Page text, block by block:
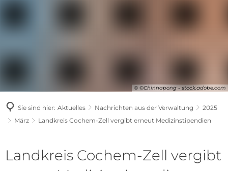
© ©Chinnapong - stock.adobe.com
Sie sind hier: Aktuelles Nachrichten aus der Verwaltung
2025
März
Landkreis Cochem-Zell vergibt erneut Medizinstipendien
Landkreis Cochem-Zell vergibt